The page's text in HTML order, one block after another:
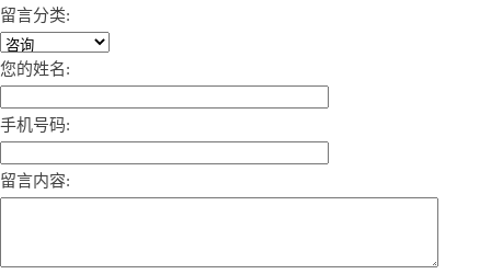
留言分类:
您的姓名:
手机号码:
留言内容: